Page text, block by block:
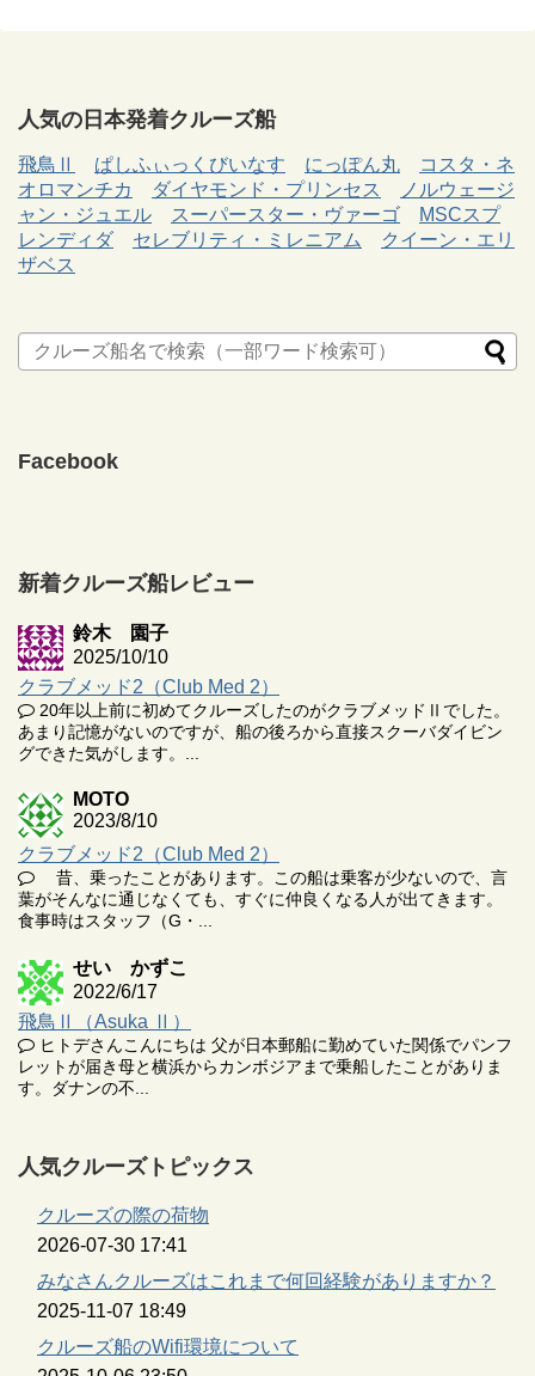
人気の日本発着クルーズ船
飛鳥Ⅱ ぱしふぃっくびいなす にっぽん丸
コスタ・ネ
オロマンチカ
ダイヤモンド・プリンセス
ノルウェージ
ャン・ジュエル
スーパースター・ヴァーゴ
MSCスプ
レンディダ
セレブリティ・ミレニアム
クイーン・エリ
ザベス
Facebook
新着クルーズ船レビュー
鈴木 園子
2025/10/10
クラブメッド2（Club Med 2）
20年以上前に初めてクルーズしたのがクラブメッドⅡでした。
あまり記憶がないのですが、船の後ろから直接スクーバダイビン
グできた気がします。...
MOTO
2023/8/10
クラブメッド2（Club Med 2）
昔、乗ったことがあります。この船は乗客が少ないので、言
葉がそんなに通じなくても、すぐに仲良くなる人が出てきます。
食事時はスタッフ（G・...
せい かずこ
2022/6/17
飛鳥Ⅱ（Asuka Ⅱ）
ヒトデさんこんにちは 父が日本郵船に勤めていた関係でパンフ
レットが届き母と横浜からカンボジアまで乗船したことがありま
す。ダナンの不...
人気クルーズトピックス
クルーズの際の荷物
2026-07-30 17:41
みなさんクルーズはこれまで何回経験がありますか？
2025-11-07 18:49
クルーズ船のWifi環境について